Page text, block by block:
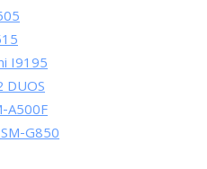
I9195
DUOS
A500F
G850